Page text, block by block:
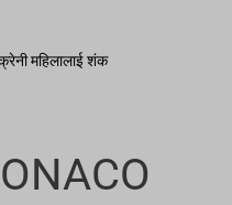
महिलालाई शंक